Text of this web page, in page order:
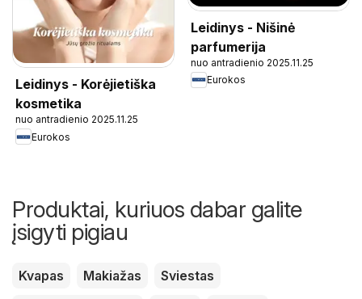
Leidinys - Korėjietiška
kosmetika
nuo antradienio 2025.11.25
Eurokos
Leidinys - Nišinė
parfumerija
nuo antradienio 2025.11.25
Eurokos
Produktai, kuriuos dabar galite
įsigyti pigiau
Kvapas Makiažas
Sviestas